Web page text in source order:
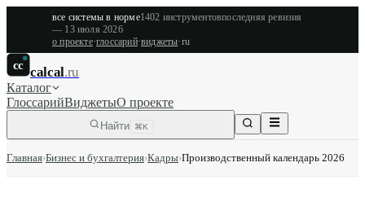
все системы в норме1402 инструментовпоследняя ревизия
— 13 июля 2026
о проекте·глоссарий·виджеты·ru
cc calcal.ru
Каталог
ГлоссарийВиджетыО проекте
Найти ⌘K
Главная›Бизнес и бухгалтерия›Кадры›Производственный календарь 2026